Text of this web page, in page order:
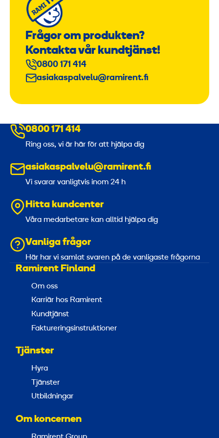
Frågor om produkten?
Kontakta vår kundtjänst!
0800 171 414
asiakaspalvelu@ramirent.fi
0800 171 414
Ring oss, vi är här för att hjälpa dig
asiakaspalvelu@ramirent.fi
Vi svarar vanligtvis inom 24 h
Hitta kundcenter
Våra medarbetare kan alltid hjälpa dig
Vanliga frågor
Här har vi samlat svaren på de vanligaste frågorna
Ramirent Finland
Om oss
Karriär hos Ramirent
Kundtjänst
Faktureringsinstruktioner
Tjänster
Hyra
Tjänster
Utbildningar
Om koncernen